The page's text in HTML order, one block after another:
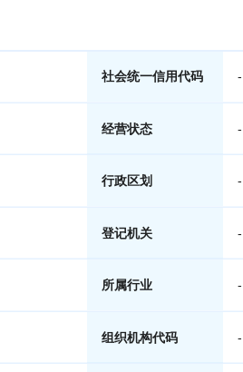
社会统一信用代码 -
经营状态 -
行政区划 -
登记机关 -
所属行业 -
组织机构代码 -